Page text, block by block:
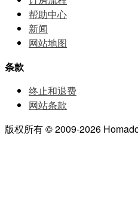
帮助中⼼
新闻
网站地图
条款
终止和退费
网站条款
版权所有 © 2009-2026